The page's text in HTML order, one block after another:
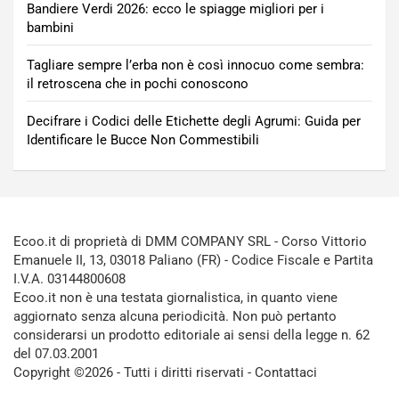
Bandiere Verdi 2026: ecco le spiagge migliori per i
bambini
Tagliare sempre l’erba non è così innocuo come sembra:
il retroscena che in pochi conoscono
Decifrare i Codici delle Etichette degli Agrumi: Guida per
Identificare le Bucce Non Commestibili
Ecoo.it di proprietà di DMM COMPANY SRL - Corso Vittorio
Emanuele II, 13, 03018 Paliano (FR) - Codice Fiscale e Partita
I.V.A. 03144800608
Ecoo.it non è una testata giornalistica, in quanto viene
aggiornato senza alcuna periodicità. Non può pertanto
considerarsi un prodotto editoriale ai sensi della legge n. 62
del 07.03.2001
Copyright ©2026 - Tutti i diritti riservati - Contattaci